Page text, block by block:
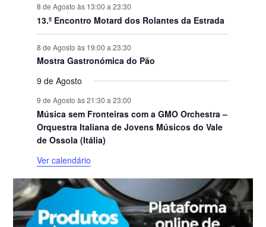
8 de Agosto às 13:00 a 23:30
13.º Encontro Motard dos Rolantes da Estrada
8 de Agosto às 19:00 a 23:30
Mostra Gastronómica do Pão
9 de Agosto
9 de Agosto às 21:30 a 23:00
Música sem Fronteiras com a GMO Orchestra –
Orquestra Italiana de Jovens Músicos do Vale
de Ossola (Itália)
Ver calendário